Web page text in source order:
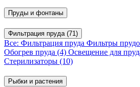
Пруды и фонтаны
Фильтрация пруда (71)
Все: Фильтрация пруда Фильтры
Обогрев пруда (4) Освещение для
Стерилизаторы (10)
Рыбки и растения